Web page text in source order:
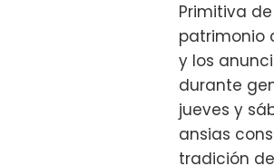
Primitiva
patrimonio
y los
durante
jueves y
ansias
tradición